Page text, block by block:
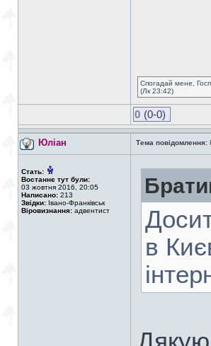
Спогадай мене,
(Лк 23:42)
0 (0-0)
Юліан Тема повідомлення:
Стать:
Востаннє тут були:
03 жовтня 2016, 20:05
Написано: 213
Звідки: Івано-Франківськ
Віровизнання: адвентист
в